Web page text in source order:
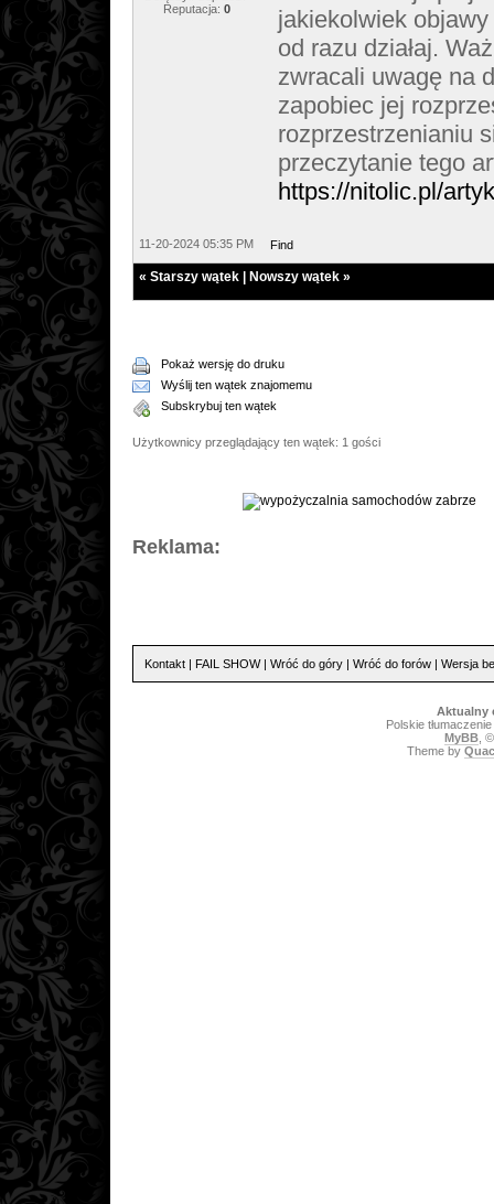
Reputacja: 0
jakiekolwiek
od razu działaj.
zwracali uwagę na
zapobiec jej
rozprzestrzenianiu
przeczytanie tego
https://nitolic.pl/
11-20-2024 05:35 PM Find
« Starszy wątek Nowszy wątek »
Pokaż wersję do druku
Wyślij ten wątek znajomemu
Subskrybuj ten wątek
Użytkownicy przeglądający ten wątek: 1 gości
Reklama:
Kontakt | FAIL SHOW| Wróć do góry | Wróć do forów | Wersja
Aktualny
Polskie
MyBB ,
Theme by